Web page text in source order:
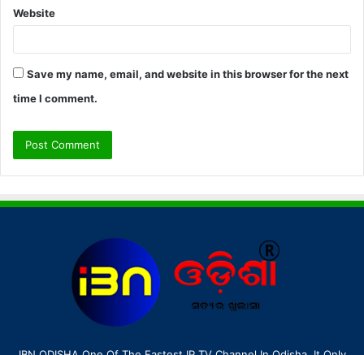
Website
Save my name, email, and website in this browser for the next
time I comment.